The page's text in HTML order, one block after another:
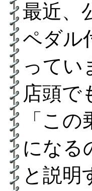
最近、
ペダル
ってい
店頭で
「こ
になる
と説明